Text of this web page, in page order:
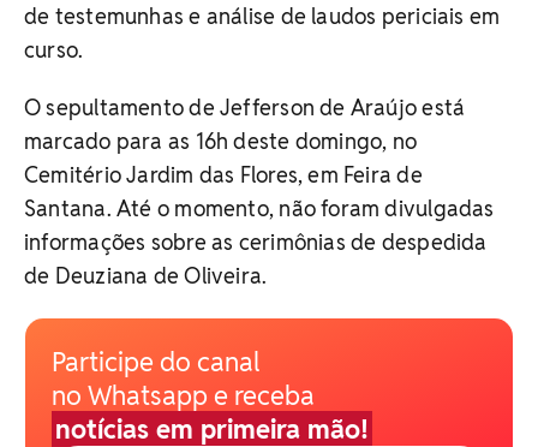
de testemunhas e análise de laudos periciais em
curso.
O sepultamento de Jefferson de Araújo está
marcado para as 16h deste domingo, no
Cemitério Jardim das Flores, em Feira de
Santana. Até o momento, não foram divulgadas
informações sobre as cerimônias de despedida
de Deuziana de Oliveira.
Participe do canal
no Whatsapp e receba
notícias em primeira mão!